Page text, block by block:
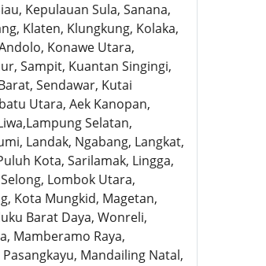
Kepulauan Sula, Sanana,
Klaten, Klungkung, Kolaka,
Konawe Utara,
Sampit, Kuantan Singingi,
Sendawar, Kutai
Utara, Aek Kanopan,
Selatan,
Landak, Ngabang, Langkat,
Kota, Sarilamak, Lingga,
Lombok Utara,
Kota Mungkid, Magetan,
Barat Daya, Wonreli,
Mamberamo Raya,
Mandailing Natal,